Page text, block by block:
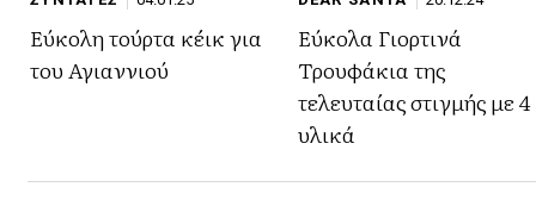
Εύκολη τούρτα κέικ για
του Αγιαννιού
Εύκολα Γιορτινά
Τρουφάκια της
τελευταίας στιγμής με 4
υλικά